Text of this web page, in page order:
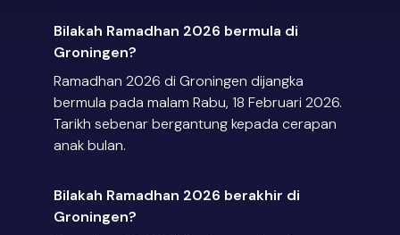
Bilakah Ramadhan 2026 bermula di
Groningen?
Ramadhan 2026 di Groningen dijangka
bermula pada malam Rabu, 18 Februari 2026.
Tarikh sebenar bergantung kepada cerapan
anak bulan.
Bilakah Ramadhan 2026 berakhir di
Groningen?